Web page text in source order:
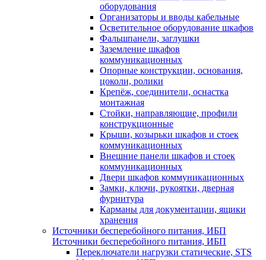
оборудования
Организаторы и вводы кабельные
Осветительное оборудование шкафов
Фальшпанели, заглушки
Заземление шкафов
коммуникационных
Опорные конструкции, основания,
цоколи, ролики
Крепёж, соединители, оснастка
монтажная
Стойки, направляющие, профили
конструкционные
Крыши, козырьки шкафов и стоек
коммуникационных
Внешние панели шкафов и стоек
коммуникационных
Двери шкафов коммуникационных
Замки, ключи, рукоятки, дверная
фурнитура
Карманы для документации, ящики
хранения
Источники бесперебойного питания, ИБП
Источники бесперебойного питания, ИБП
Переключатели нагрузки статические, STS